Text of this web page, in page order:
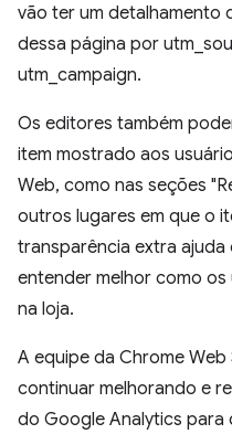
vão ter um detalhamento
dessa página por
utm_campaign.
Os editores também
item mostrado aos
Web, como nas seções
outros lugares em que o
transparência extra ajuda
entender melhor como
na loja.
A equipe da Chrome
continuar melhorando e
do Google Analytics para